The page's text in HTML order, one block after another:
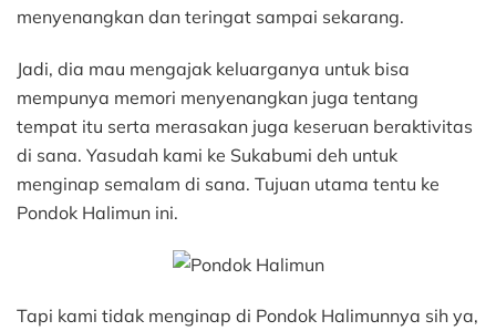
menyenangkan dan teringat sampai sekarang.
Jadi, dia mau mengajak keluarganya untuk bisa
mempunya memori menyenangkan juga tentang
tempat itu serta merasakan juga keseruan beraktivitas
di sana. Yasudah kami ke Sukabumi deh untuk
menginap semalam di sana. Tujuan utama tentu ke
Pondok Halimun ini.
Tapi kami tidak menginap di Pondok Halimunnya sih ya,